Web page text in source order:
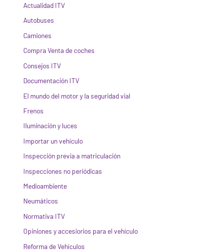
Actualidad ITV
Autobuses
Camiones
Compra Venta de coches
Consejos ITV
Documentación ITV
El mundo del motor y la seguridad vial
Frenos
Iluminación y luces
Importar un vehículo
Inspección previa a matriculación
Inspecciones no periódicas
Medioambiente
Neumáticos
Normativa ITV
Opiniones y accesiorios para el vehículo
Reforma de Vehículos